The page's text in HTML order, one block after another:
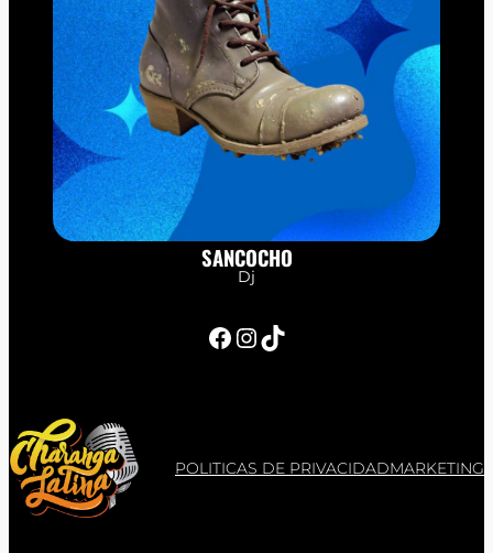
SANCOCHO
Dj
Facebook InstagramTikTok
POLITICAS DE PRIVACIDADMARKETING